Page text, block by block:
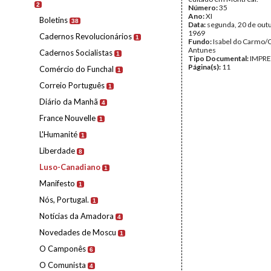
2
Boletins 38
Cadernos Revolucionários 1
Cadernos Socialistas 1
Comércio do Funchal 1
Correio Português 1
Diário da Manhã 4
France Nouvelle 1
L'Humanité 1
Liberdade 8
Luso-Canadiano 1
Manifesto 1
Nós, Portugal. 1
Notícias da Amadora 4
Novedades de Moscu 1
O Camponês 6
O Comunista 4
Número:35
Ano:XI
Data: segunda, 20 de
1969
Fundo:Isabel do Carmo/
Antunes
Tipo Documental:
Página(s): 11